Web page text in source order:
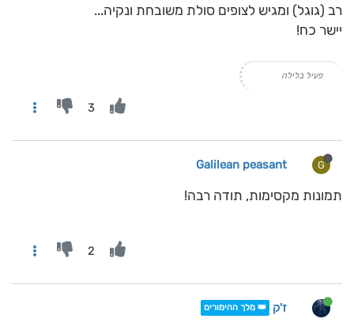
רב (גוגל) ומגיש לצופים סולת משובחת ונקיה...
יישר כח!
פעיל בלילה
3
G
Galilean peasant
תמונות מקסימות, תודה רבה!
2
ז'ק 👑 מלך ההימורים